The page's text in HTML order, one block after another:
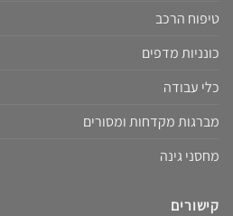
טיפוח הרכב
כונניות מדפים
כלי עבודה
מברגות מקדחות ומסורים
מחסני גינה
קישורים